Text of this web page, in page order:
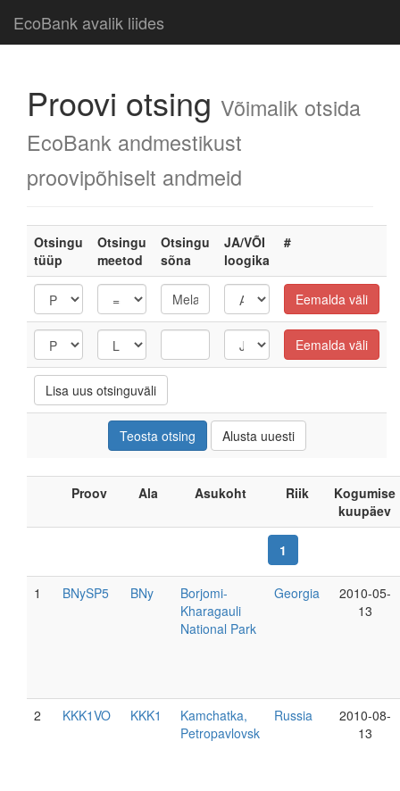
EcoBank avalik liides
Proovi otsing Võimalik otsida
EcoBank andmestikust
proovipõhiselt andmeid
Otsingu
tüüp
Otsingu
meetod
Otsingu
sõna
JA/VÕI
loogika
#
Proov Ala Asukoht Riik
Kogumise
kuupäev
1
1 BNySP5 BNy
Borjomi-
Kharagauli
National Park
Georgia
2010-05-
13
2 KKK1VO KKK1
Kamchatka,
Petropavlovsk
Russia
2010-08-
13